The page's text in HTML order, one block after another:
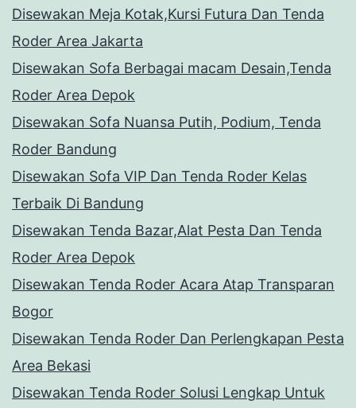
Disewakan Meja Kotak,Kursi Futura Dan Tenda
Roder Area Jakarta
Disewakan Sofa Berbagai macam Desain,Tenda
Roder Area Depok
Disewakan Sofa Nuansa Putih, Podium, Tenda
Roder Bandung
Disewakan Sofa VIP Dan Tenda Roder Kelas
Terbaik Di Bandung
Disewakan Tenda Bazar,Alat Pesta Dan Tenda
Roder Area Depok
Disewakan Tenda Roder Acara Atap Transparan
Bogor
Disewakan Tenda Roder Dan Perlengkapan Pesta
Area Bekasi
Disewakan Tenda Roder Solusi Lengkap Untuk